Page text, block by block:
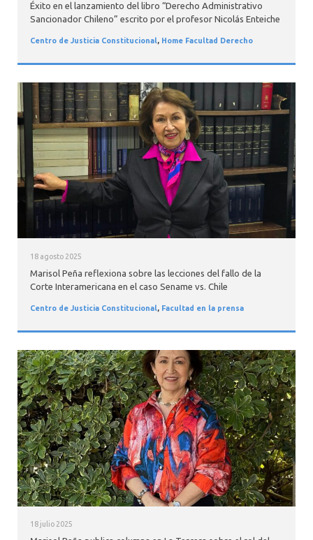
Éxito en el lanzamiento del libro “Derecho Administrativo
Sancionador Chileno” escrito por el profesor Nicolás Enteiche
Centro de Justicia Constitucional, Home Facultad Derecho
18 agosto 2025
Marisol Peña reflexiona sobre las lecciones del fallo de la
Corte Interamericana en el caso Sename vs. Chile
Centro de Justicia Constitucional, Facultad en la prensa
18 julio 2025